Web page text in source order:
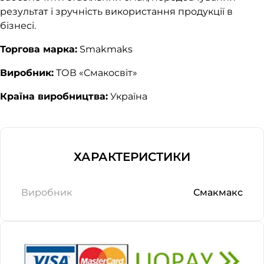
результат і зручність використання продукції в
бізнесі.
Торгова марка: Smakmaks
Виробник: ТОВ «Смакосвіт»
Країна виробництва: Україна
ХАРАКТЕРИСТИКИ
Виробник Смакмакс